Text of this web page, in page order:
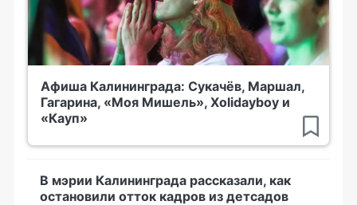
Афиша Калининграда: Сукачёв, Маршал,
Гагарина, «Моя Мишель», Xolidayboy и
«Кауп»
В мэрии Калининграда рассказали, как
остановили отток кадров из детсадов